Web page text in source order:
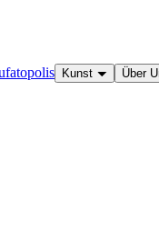
Kunst Über